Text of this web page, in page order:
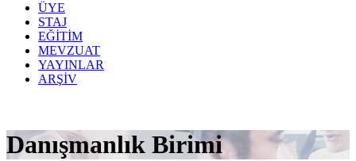
ÜYE
STAJ
EĞİTİM
MEVZUAT
YAYINLAR
ARŞİV
Danışmanlık Birimi